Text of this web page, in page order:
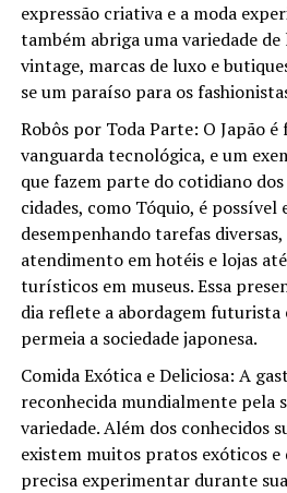
expressão criativa e a moda
também abriga uma variedade de
vintage, marcas de luxo e
se um paraíso para os
Robôs por Toda Parte: O Japão é
vanguarda tecnológica, e um
que fazem parte do cotidiano dos
cidades, como Tóquio, é
desempenhando tarefas
atendimento em hotéis e lojas
turísticos em museus. Essa
dia reflete a abordagem futurista
permeia a sociedade japonesa.
Comida Exótica e Deliciosa: A
reconhecida mundialmente pela
variedade. Além dos conhecidos
existem muitos pratos exóticos e
precisa experimentar durante